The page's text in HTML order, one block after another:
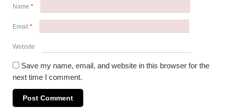
Name *
Email *
Website
Save my name, email, and website in this browser for the
next time I comment.